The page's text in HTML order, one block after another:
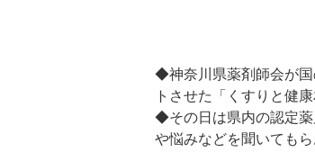
◆神奈川県薬剤師会が国
トさせた「くすりと健
◆その日は県内の認定薬
や悩みなどを聞いても